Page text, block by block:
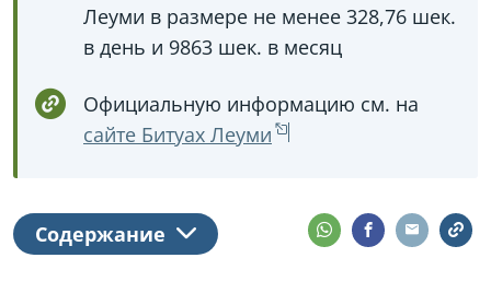
Леуми в размере не менее 328,76 шек.
в день и 9863 шек. в месяц
Официальную информацию см. на
сайте Битуах Леуми
Содержание